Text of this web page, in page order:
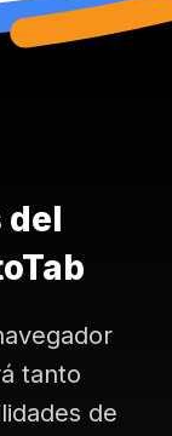
del
tanto
de